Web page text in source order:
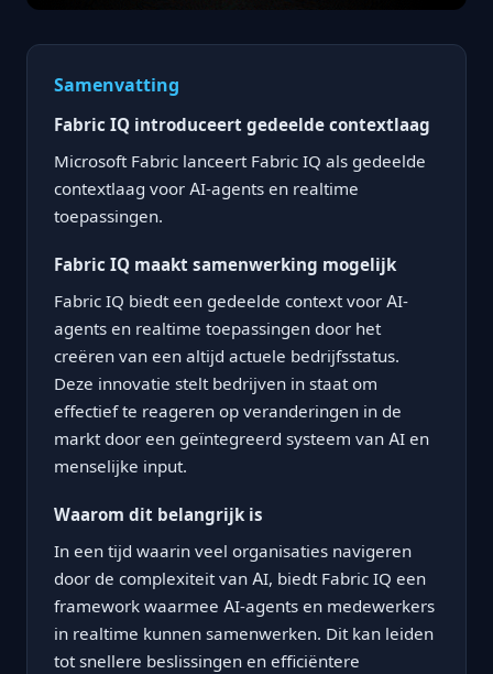
Samenvatting
Fabric IQ introduceert gedeelde contextlaag
Microsoft Fabric lanceert Fabric IQ als gedeelde
contextlaag voor AI-agents en realtime
toepassingen.
Fabric IQ maakt samenwerking mogelijk
Fabric IQ biedt een gedeelde context voor AI-
agents en realtime toepassingen door het
creëren van een altijd actuele bedrijfsstatus.
Deze innovatie stelt bedrijven in staat om
effectief te reageren op veranderingen in de
markt door een geïntegreerd systeem van AI en
menselijke input.
Waarom dit belangrijk is
In een tijd waarin veel organisaties navigeren
door de complexiteit van AI, biedt Fabric IQ een
framework waarmee AI-agents en medewerkers
in realtime kunnen samenwerken. Dit kan leiden
tot snellere beslissingen en efficiëntere